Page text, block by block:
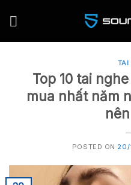
TAI
Top 10 tai
mua nhất năm
POSTED ON 20/